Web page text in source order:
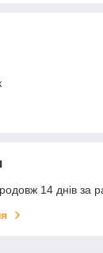
14 днів за